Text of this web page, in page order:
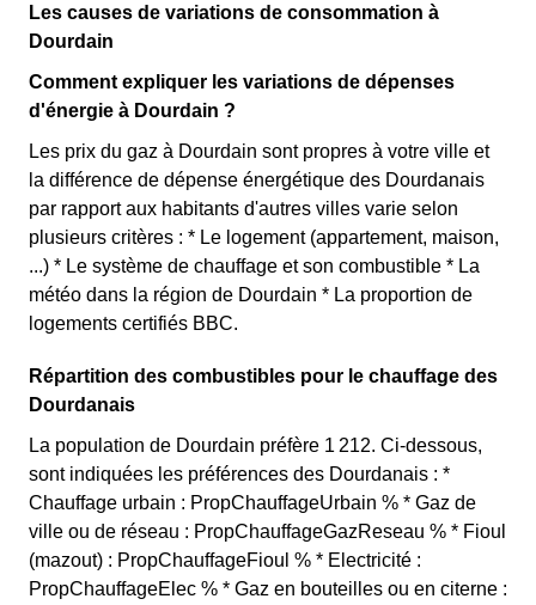
Les causes de variations de consommation à
Dourdain
Comment expliquer les variations de dépenses
d'énergie à Dourdain ?
Les prix du gaz à Dourdain sont propres à votre ville et
la différence de dépense énergétique des Dourdanais
par rapport aux habitants d'autres villes varie selon
plusieurs critères : * Le logement (appartement, maison,
...) * Le système de chauffage et son combustible * La
météo dans la région de Dourdain * La proportion de
logements certifiés BBC.
Répartition des combustibles pour le chauffage des
Dourdanais
La population de Dourdain préfère 1 212. Ci-dessous,
sont indiquées les préférences des Dourdanais : *
Chauffage urbain : PropChauffageUrbain % * Gaz de
ville ou de réseau : PropChauffageGazReseau % * Fioul
(mazout) : PropChauffageFioul % * Electricité :
PropChauffageElec % * Gaz en bouteilles ou en citerne :